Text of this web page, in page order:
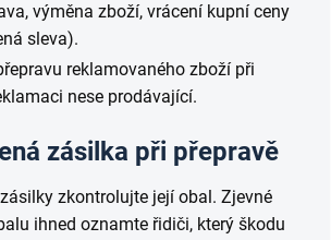
výměna zboží, vrácení kupní ceny
sleva).
reklamovaného zboží při
nese prodávající.
zásilka při přepravě
zkontrolujte její obal. Zjevné
ihned oznamte řidiči, který škodu